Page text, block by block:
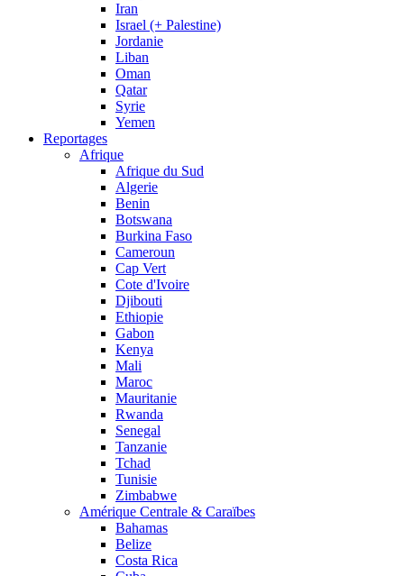
Iran
Israel (+ Palestine)
Jordanie
Liban
Oman
Qatar
Syrie
Yemen
Reportages
Afrique
Afrique du Sud
Algerie
Benin
Botswana
Burkina Faso
Cameroun
Cap Vert
Cote d'Ivoire
Djibouti
Ethiopie
Gabon
Kenya
Mali
Maroc
Mauritanie
Rwanda
Senegal
Tanzanie
Tchad
Tunisie
Zimbabwe
Amérique Centrale & Caraïbes
Bahamas
Belize
Costa Rica